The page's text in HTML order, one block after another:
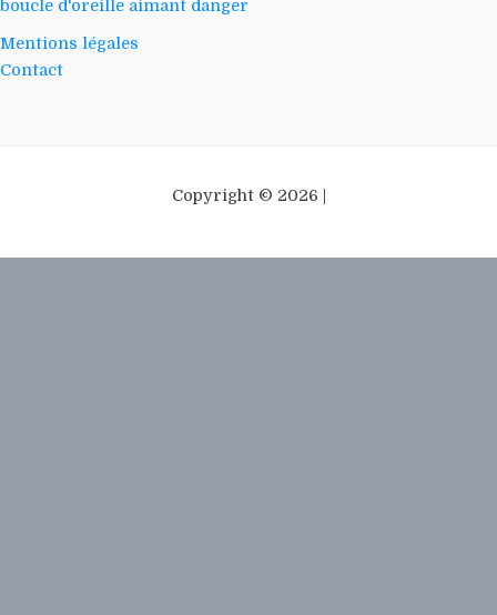
boucle d'oreille aimant danger
Mentions légales
Contact
Copyright © 2026 |